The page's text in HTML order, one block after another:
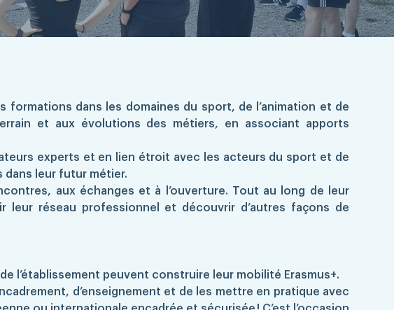
formations dans les domaines du sport, de l’animation et de
et aux évolutions des métiers, en associant apports
experts et en lien étroit avec les acteurs du sport et de
dans leur futur métier.
aux échanges et à l’ouverture. Tout au long de leur
leur réseau professionnel et découvrir d’autres façons de
l’établissement peuvent construire leur mobilité Erasmus+.
d’enseignement et de les mettre en pratique avec